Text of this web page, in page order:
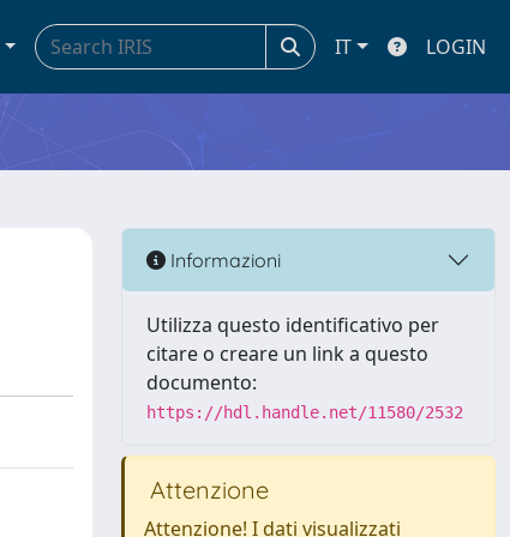
IT LOGIN
Informazioni
Utilizza questo identificativo per
citare o creare un link a questo
documento:
https://hdl.handle.net/11580/2532
Attenzione
Attenzione! I dati visualizzati